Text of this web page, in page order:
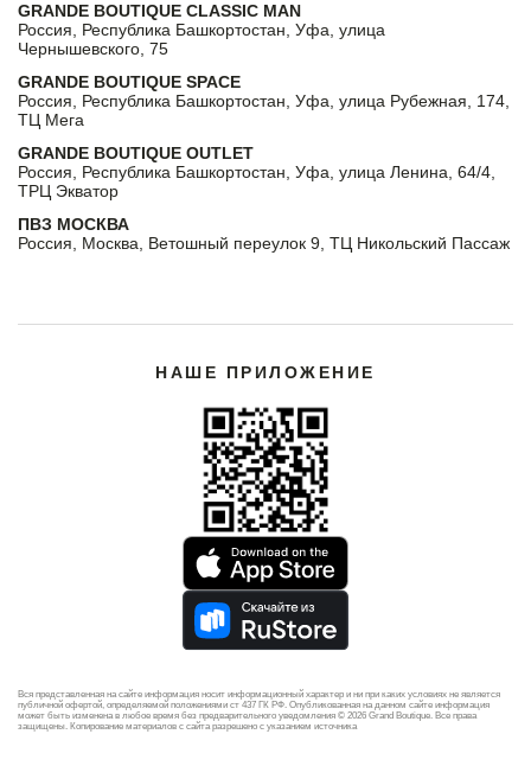
GRANDE BOUTIQUE CLASSIC MAN
Россия, Республика Башкортостан, Уфа, улица
Чернышевского, 75
GRANDE BOUTIQUE SPACE
Россия, Республика Башкортостан, Уфа, улица Рубежная, 174,
ТЦ Мега
GRANDE BOUTIQUE OUTLET
Россия, Республика Башкортостан, Уфа, улица Ленина, 64/4,
ТРЦ Экватор
ПВЗ МОСКВА
Россия, Москва, Ветошный переулок 9, ТЦ Никольский Пассаж
НАШЕ ПРИЛОЖЕНИЕ
Вся представленная на сайте информация носит информационный характер и ни при каких условиях не является
публичной офертой, определяемой положениями ст 437 ГК РФ. Опубликованная на данном сайте информация
может быть изменена в любое время без предварительного уведомления © 2026 Grand Boutique. Все права
защищены. Копирование материалов с сайта разрешено с указанием источника